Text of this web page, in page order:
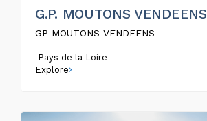
G.P. MOUTONS VENDEENS
GP MOUTONS VENDEENS
Pays de la Loire
Explore